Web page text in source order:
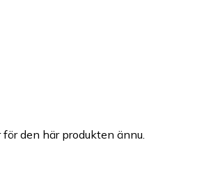
den här produkten ännu.